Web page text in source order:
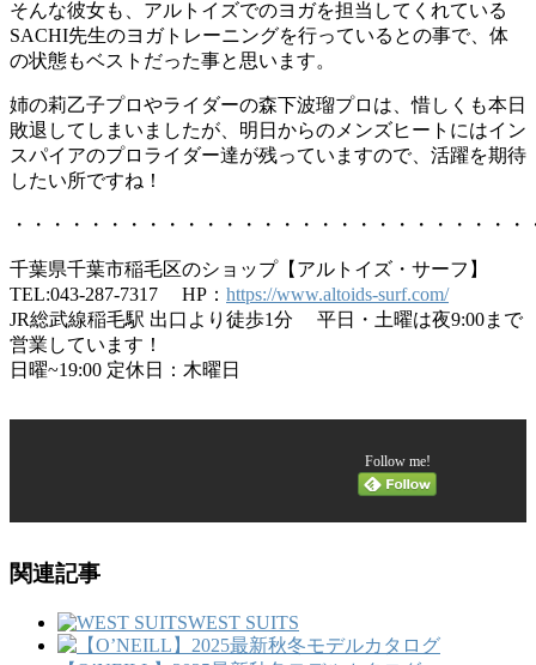
そんな彼女も、アルトイズでのヨガを担当してくれている
SACHI先生のヨガトレーニングを行っているとの事で、体
の状態もベストだった事と思います。
姉の莉乙子プロやライダーの森下波瑠プロは、惜しくも本日
敗退してしまいましたが、明日からのメンズヒートにはイン
スパイアのプロライダー達が残っていますので、活躍を期待
したい所ですね！
・・・・・・・・・・・・・・・・・・・・・・・・・・
千葉県千葉市稲毛区のショップ【アルトイズ・サーフ】
TEL:043-287-7317 HP： https://www.altoids-surf.com/
JR総武線稲毛駅 出口より徒歩1分 平日・土曜は夜9:00まで
営業しています！
日曜~19:00 定休日：木曜日
Follow me!
関連記事
WEST SUITS